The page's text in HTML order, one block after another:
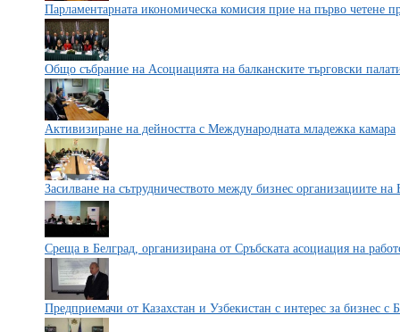
Парламентарната икономическа комисия прие на първо четене
Общо събрание на Асоциацията на балканските търговски
Активизиране на дейността с Международната младежка камара
Засилване на сътрудничеството между бизнес организациите
Среща в Белград, организирана от Сръбската асоциация на
Предприемачи от Казахстан и Узбекистан с интерес за бизнес с